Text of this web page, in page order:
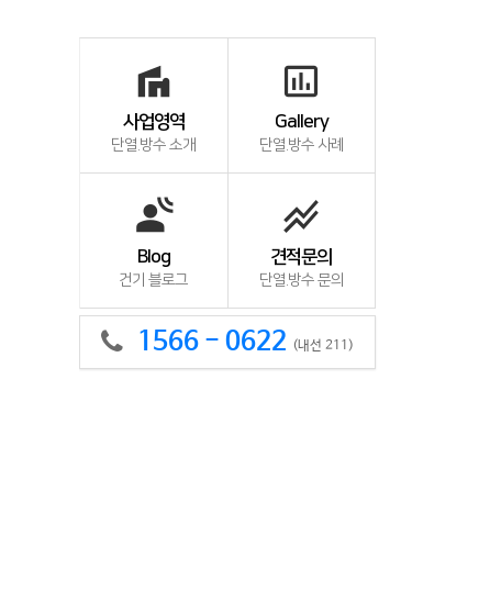
villa
사업영역
단열.방수 소개
insert_chart_outlined
Gallery
단열.방수 사례
spatial_audio
Blog
건기 블로그
stacked_line_chart
견적문의
단열.방수 문의
1566 - 0622 (내선 211)